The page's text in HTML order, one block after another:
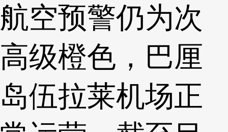
航空预警仍为次
高级橙色，巴厘
岛伍拉莱机场正